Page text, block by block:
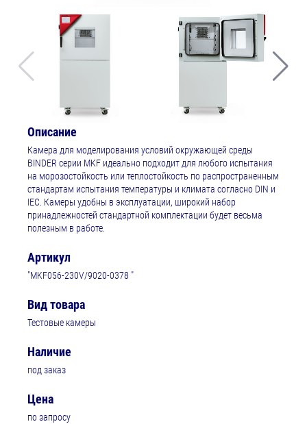
Описание
Камера для моделирования условий окружающей среды
BINDER серии MKF идеально подходит для любого испытания
на морозостойкость или теплостойкость по распространенным
стандартам испытания температуры и климата согласно DIN и
IEC. Камеры удобны в эксплуатации, широкий набор
принадлежностей стандартной комплектации будет весьма
полезным в работе.⁠
Артикул
"MKF056-230V/9020-0378 "
Вид товара
Тестовые камеры
Наличие
под заказ
Цена
по запросу